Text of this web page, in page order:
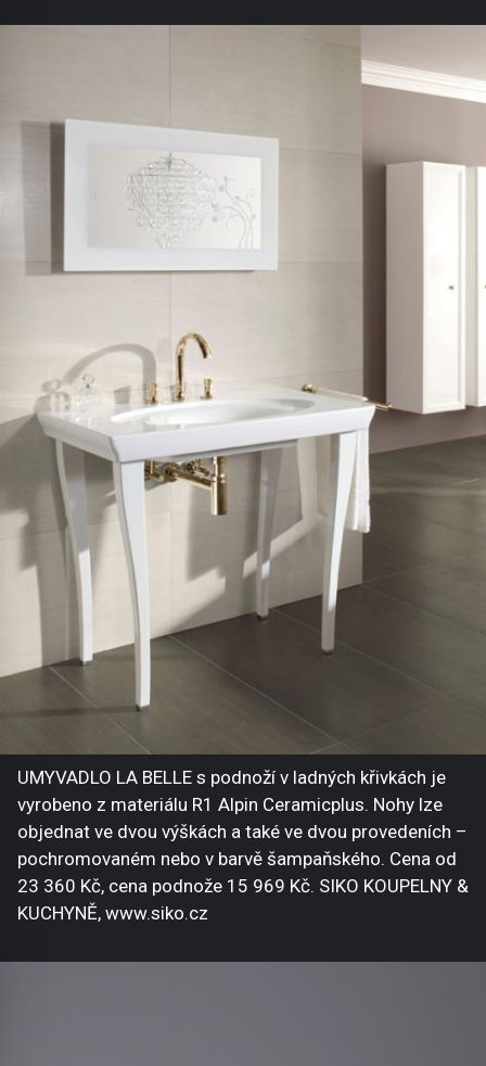
UMYVADLO LA BELLE s podnoží v ladných křivkách je
vyrobeno z materiálu R1 Alpin Ceramicplus. Nohy lze
objednat ve dvou výškách a také ve dvou provedeních –
pochromovaném nebo v barvě šampaňského. Cena od
23 360 Kč, cena podnože 15 969 Kč. SIKO KOUPELNY &
KUCHYNĚ, www.siko.cz